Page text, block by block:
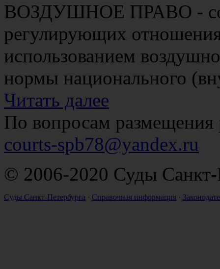
ВОЗДУШНОЕ ПРАВО -
регулирующих
использованием
нормы национального
Читать далее
По вопросам размещения
courts-spb78@yandex.ru
© 2006-2020 Суды Санкт-
Суды Санкт-Петербурга · Справочная информация ·